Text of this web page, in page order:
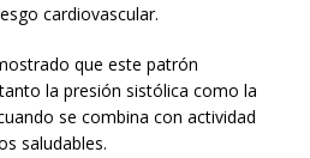
cardiovascular.
que este patrón
la presión sistólica como la
se combina con actividad
saludables.